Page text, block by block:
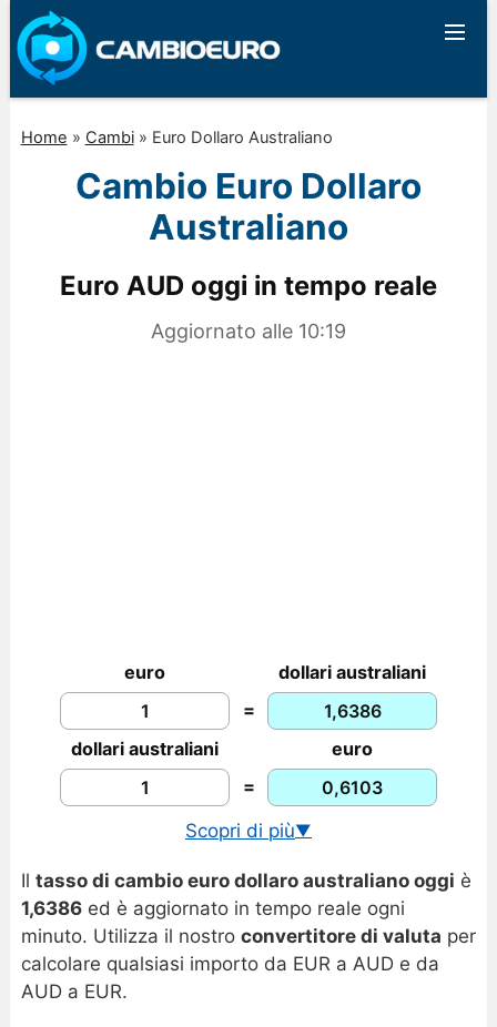
Home » Cambi» Euro Dollaro Australiano
Cambio Euro Dollaro
Australiano
Euro AUD oggi in tempo reale
Aggiornato alle 10:19
euro
dollari australiani
=
dollari australiani
euro
=
Scopri di più▼
Cambio AUD/USD in tempo reale
Storico tassi EUR/AUD
Grafico euro dollaro australiano
Il tasso di cambio euro dollaro australiano oggi è
1,6386ed è aggiornato in tempo reale ogni
minuto. Utilizza il nostro convertitore di valuta per
calcolare qualsiasi importo da EUR a AUD e da
AUD a EUR.